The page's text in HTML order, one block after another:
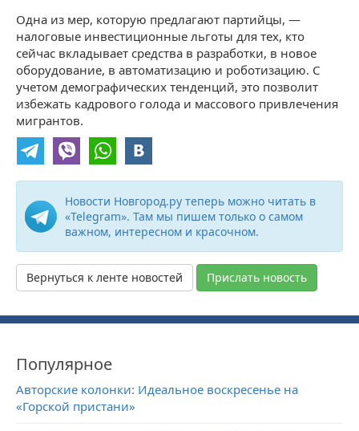
Одна из мер, которую предлагают партийцы, —
налоговые инвестиционные льготы для тех, кто
сейчас вкладывает средства в разработки, в новое
оборудование, в автоматизацию и роботизацию. С
учетом демографических тенденций, это позволит
избежать кадрового голода и массового привлечения
мигрантов.
Новости Новгород.ру теперь можно читать в
«Telegram». Там мы пишем только о самом
важном, интересном и красочном.
Вернуться к ленте новостей Прислать новость
Популярное
Авторские колонки: Идеальное воскресенье на
«Горской пристани»